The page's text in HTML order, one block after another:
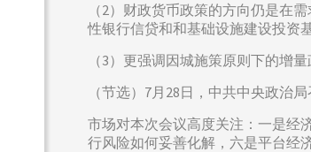
（2）财政货币政策的方向仍是在
性银行信贷和和基础设施建设投资
（3）更强调因城施策原则下的增
（节选）7月28日，中共中央政治
市场对本次会议高度关注：一是经
行风险如何妥善化解，六是平台经